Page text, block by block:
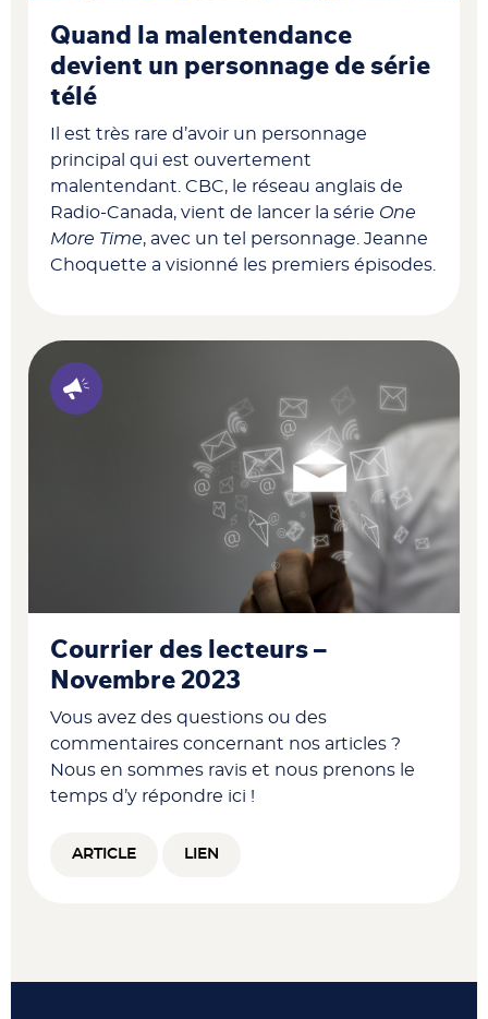
Quand la malentendance
devient un personnage de série
télé
Il est très rare d’avoir un personnage
principal qui est ouvertement
malentendant. CBC, le réseau anglais de
Radio-Canada, vient de lancer la série One
More Time, avec un tel personnage. Jeanne
Choquette a visionné les premiers épisodes.
Courrier des lecteurs –
Novembre 2023
Vous avez des questions ou des
commentaires concernant nos articles ?
Nous en sommes ravis et nous prenons le
temps d’y répondre ici !
ARTICLE LIEN